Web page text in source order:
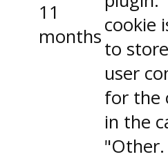
11
monthscookie
to
user
for the
in the
"Other.